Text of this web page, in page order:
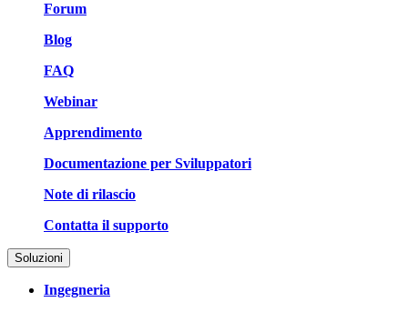
Forum
Blog
FAQ
Webinar
Apprendimento
Documentazione per Sviluppatori
Note di rilascio
Contatta il supporto
Soluzioni
Ingegneria